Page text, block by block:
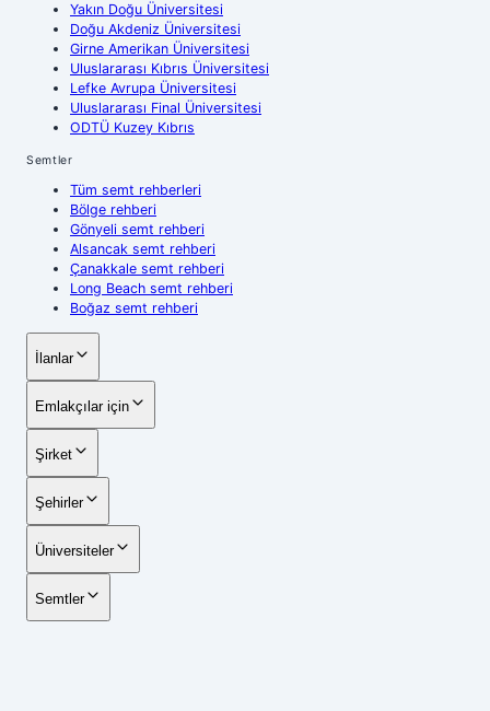
Yakın Doğu Üniversitesi
Doğu Akdeniz Üniversitesi
Girne Amerikan Üniversitesi
Uluslararası Kıbrıs Üniversitesi
Lefke Avrupa Üniversitesi
Uluslararası Final Üniversitesi
ODTÜ Kuzey Kıbrıs
Semtler
Tüm semt rehberleri
Bölge rehberi
Gönyeli semt rehberi
Alsancak semt rehberi
Çanakkale semt rehberi
Long Beach semt rehberi
Boğaz semt rehberi
İlanlar
Emlakçılar için
Şirket
Şehirler
Üniversiteler
Semtler